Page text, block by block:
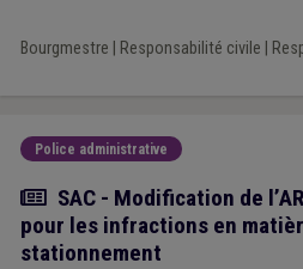
Bourgmestre Responsabilité civile
Police administrative
Actualité
SAC - Modification de
pour les infractions en
stationnement